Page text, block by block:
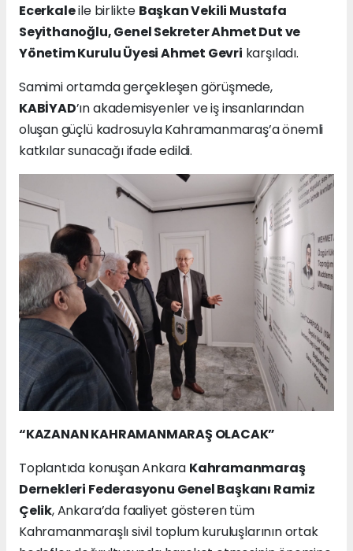
Ecerkaleile birlikte Başkan Vekili Mustafa
Seyithanoğlu, Genel Sekreter Ahmet Dut ve
Yönetim Kurulu Üyesi Ahmet Gevri karşıladı.
Samimi ortamda gerçekleşen görüşmede,
KABİYAD’ın akademisyenler ve iş insanlarından
oluşan güçlü kadrosuyla Kahramanmaraş’a önemli
katkılar sunacağı ifade edildi.
“KAZANAN KAHRAMANMARAŞ OLACAK”
Toplantıda konuşan Ankara Kahramanmaraş
Dernekleri Federasyonu Genel Başkanı Ramiz
Çelik, Ankara’da faaliyet gösteren tüm
Kahramanmaraşlı sivil toplum kuruluşlarının ortak